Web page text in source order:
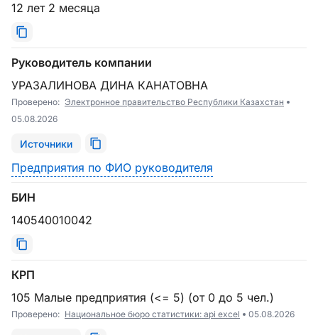
12 лет 2 месяца
Руководитель компании
УРАЗАЛИНОВА ДИНА КАНАТОВНА
Проверено: Электронное правительство Республики Казахстан
05.08.2026
Источники
Предприятия по ФИО руководителя
БИН
140540010042
КРП
105 Малые предприятия (<= 5) (от 0 до 5 чел.)
Проверено: Национальное бюро статистики: api excel 05.08.2026